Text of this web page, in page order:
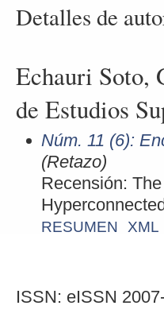
Detalles de
Echauri Soto,
de Estudios
Núm. 11 (6):
(Retazo)
Recensión:
RESUMEN XML
ISSN: eISSN